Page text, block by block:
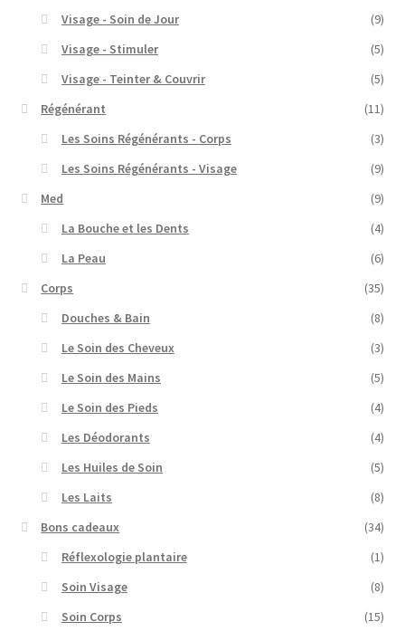
Visage - Soin de Jour
(9)
Visage - Stimuler
(5)
Visage - Teinter & Couvrir
(5)
Régénérant
(11)
Les Soins Régénérants - Corps
(3)
Les Soins Régénérants - Visage
(9)
Med
(9)
La Bouche et les Dents
(4)
La Peau
(6)
Corps
(35)
Douches & Bain
(8)
Le Soin des Cheveux
(3)
Le Soin des Mains
(5)
Le Soin des Pieds
(4)
Les Déodorants
(4)
Les Huiles de Soin
(5)
Les Laits
(8)
Bons cadeaux
(34)
Réflexologie plantaire
(1)
Soin Visage
(8)
Soin Corps
(15)